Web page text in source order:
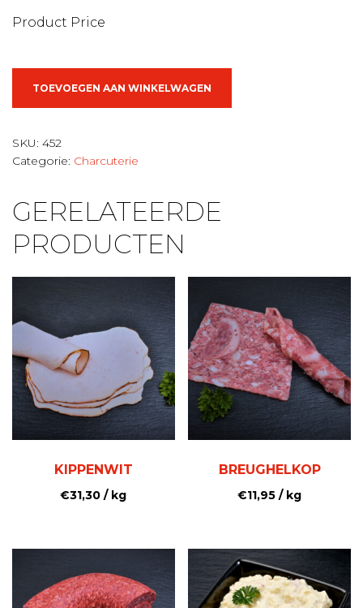
Product Price
TOEVOEGEN AAN WINKELWAGEN
SKU: 452
Categorie: Charcuterie
GERELATEERDE
PRODUCTEN
KIPPENWIT
€31,30 / kg
BREUGHELKOP
€11,95 / kg